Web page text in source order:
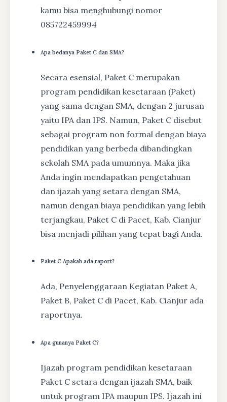
kamu bisa menghubungi nomor
085722459994
Apa bedanya Paket C dan SMA?
Secara esensial, Paket C merupakan
program pendidikan kesetaraan (Paket)
yang sama dengan SMA, dengan 2 jurusan
yaitu IPA dan IPS. Namun, Paket C disebut
sebagai program non formal dengan biaya
pendidikan yang berbeda dibandingkan
sekolah SMA pada umumnya. Maka jika
Anda ingin mendapatkan pengetahuan
dan ijazah yang setara dengan SMA,
namun dengan biaya pendidikan yang lebih
terjangkau, Paket C di Pacet, Kab. Cianjur
bisa menjadi pilihan yang tepat bagi Anda.
Paket C Apakah ada raport?
Ada, Penyelenggaraan Kegiatan Paket A,
Paket B, Paket C di Pacet, Kab. Cianjur ada
raportnya.
Apa gunanya Paket C?
Ijazah program pendidikan kesetaraan
Paket C setara dengan ijazah SMA, baik
untuk program IPA maupun IPS. Ijazah ini